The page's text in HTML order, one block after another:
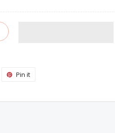
Tweet Pin it